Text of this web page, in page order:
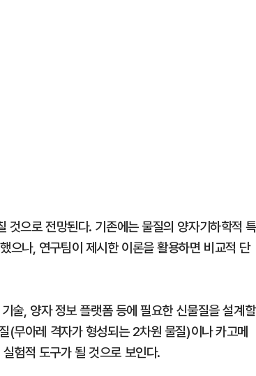
것으로 전망된다. 기존에는 물질의 양자기하학적
으나, 연구팀이 제시한 이론을 활용하면 비교적 단
술, 양자 정보 플랫폼 등에 필요한 신물질을 설계할
(무아레 격자가 형성되는 2차원 물질)이나 카고메
험적 도구가 될 것으로 보인다.